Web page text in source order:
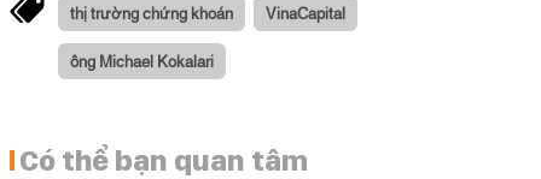
thị trường chứng khoán VinaCapital
ông Michael Kokalari
Có thể bạn quan tâm